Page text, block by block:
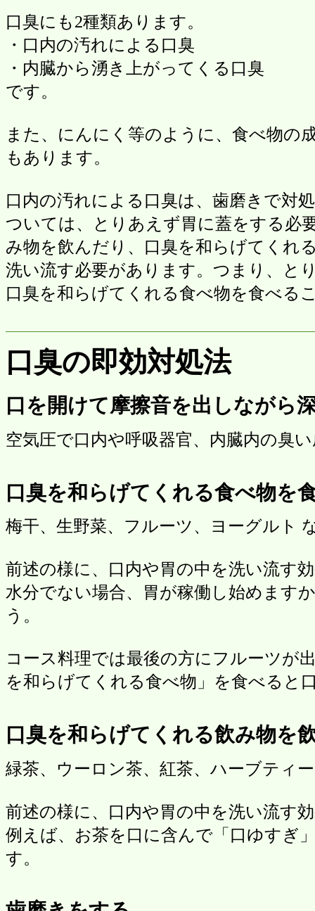
口臭にも2種類あります。
・口内の汚れによる口臭
・内臓から湧き上がってくる口臭
です。
また、にんにく等のように、食べ物の
もあります。
口内の汚れによる口臭は、歯磨きで対
ついては、とりあえず胃に蓋をする必
み物を飲んだり、口臭を和らげてくれ
洗い流す必要があります。つまり、と
口臭を和らげてくれる食べ物を食べる
口臭の即効対処法
口を開けて摩擦音を出しながら
空気圧で口内や呼吸器官、内臓内の臭
口臭を和らげてくれる食べ物を
梅干、生野菜、フルーツ、ヨーグルト
前述の様に、口内や胃の中を洗い流す
水分でない場合、胃が稼働し始めます
う。
コース料理では最後の方にフルーツが
を和らげてくれる食べ物」を食べると
口臭を和らげてくれる飲み物を
緑茶、ウーロン茶、紅茶、ハーブティ
前述の様に、口内や胃の中を洗い流す
例えば、お茶を口に含んで「口ゆすぎ
す。